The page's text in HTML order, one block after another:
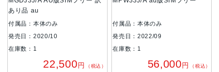
あり品 au
付属品：本体のみ
発売日：2020/10
在庫数：1
22,500円 （税込）
付属品：本体のみ
発売日：2022/09
在庫数：1
56,000円 （税込）